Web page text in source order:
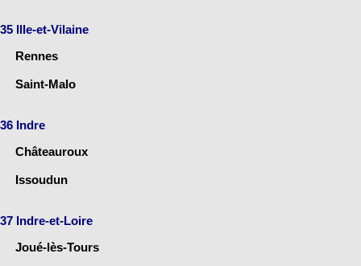
35 Ille-et-Vilaine
Rennes
Saint-Malo
36 Indre
Châteauroux
Issoudun
37 Indre-et-Loire
Joué-lès-Tours